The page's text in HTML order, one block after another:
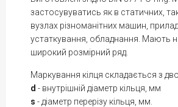
застосувуватись як в статичних,
вузлах різноманітних машин,
устаткування, обладнання. Мають
широкий розмірний ряд.
Маркування кілця складається з
d - внутрішній діаметр кільця, мм
s - діаметр перерізу кільця, мм.